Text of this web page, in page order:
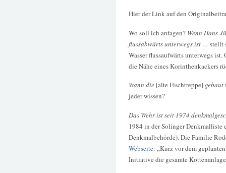
Hier der Link auf den
Wo soll ich anfagen? Wenn Hans-
flussabwärts unterwegs ist … stellt
Wasser flussaufwärts unterwegs
die Nähe eines Korinthenkackers
Wann die [alte Fischtreppe] gebaut
jeder wissen?
Das Wehr ist seit 1974
1984 in der Solinger Denkmalliste
Denkmalbehörde). Die Familie
Webseite: „Kurz vor dem
Initiative die gesamte